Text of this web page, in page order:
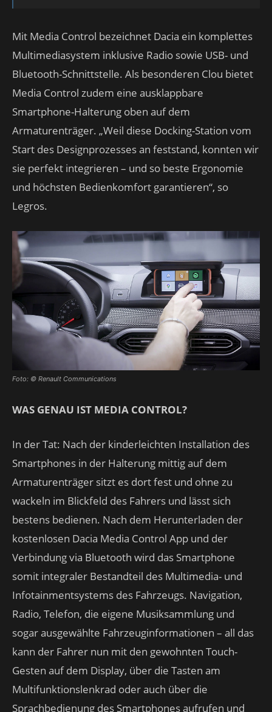
Mit Media Control bezeichnet Dacia ein komplettes
Multimediasystem inklusive Radio sowie USB- und
Bluetooth-Schnittstelle. Als besonderen Clou bietet
Media Control zudem eine ausklappbare
Smartphone-Halterung oben auf dem
Armaturenträger. „Weil diese Docking-Station vom
Start des Designprozesses an feststand, konnten wir
sie perfekt integrieren – und so beste Ergonomie
und höchsten Bedienkomfort garantieren“, so
Legros.
Foto: © Renault Communications
WAS GENAU IST MEDIA CONTROL?
In der Tat: Nach der kinderleichten Installation des
Smartphones in der Halterung mittig auf dem
Armaturenträger sitzt es dort fest und ohne zu
wackeln im Blickfeld des Fahrers und lässt sich
bestens bedienen. Nach dem Herunterladen der
kostenlosen Dacia Media Control App und der
Verbindung via Bluetooth wird das Smartphone
somit integraler Bestandteil des Multimedia- und
Infotainmentsystems des Fahrzeugs. Navigation,
Radio, Telefon, die eigene Musiksammlung und
sogar ausgewählte Fahrzeuginformationen – all das
kann der Fahrer nun mit den gewohnten Touch-
Gesten auf dem Display, über die Tasten am
Multifunktionslenkrad oder auch über die
Sprachbedienung des Smartphones aufrufen und